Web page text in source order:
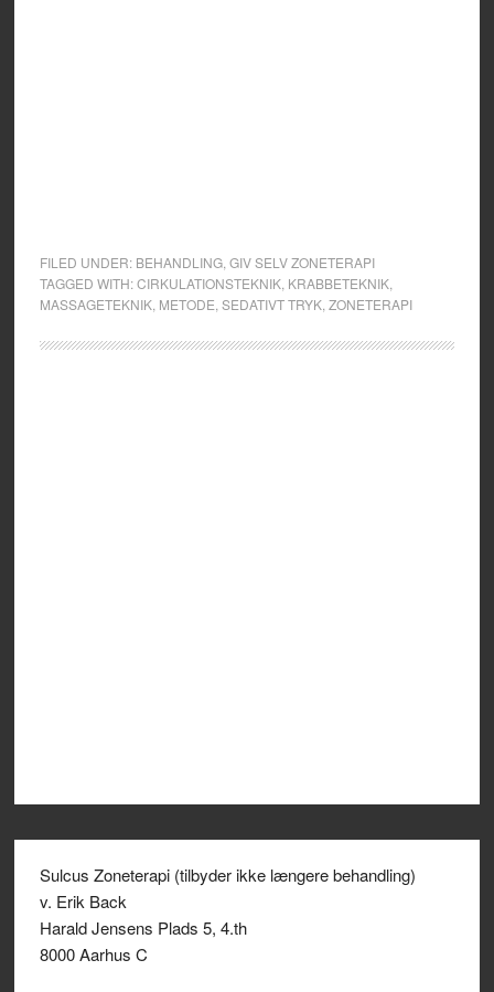
FILED UNDER: BEHANDLING, GIV SELV ZONETERAPI
TAGGED WITH:CIRKULATIONSTEKNIK, KRABBETEKNIK,
MASSAGETEKNIK, METODE SEDATIVT TRYK, ZONETERAPI
Sulcus Zoneterapi (tilbyder ikke længere behandling)
v. Erik Back
Harald Jensens Plads 5, 4.th
8000 Aarhus C